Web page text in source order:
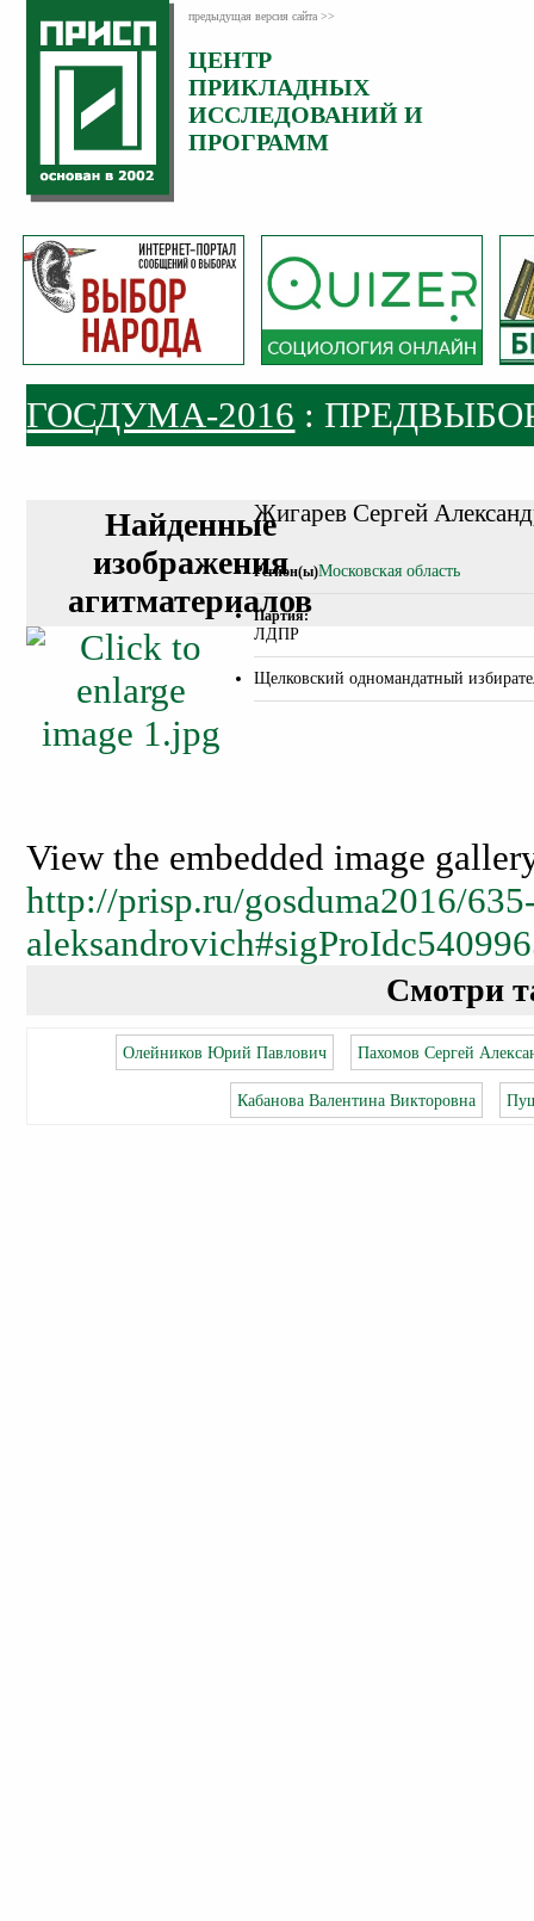
предыдущая версия сайта >>
ЦЕНТР
ПРИКЛАДНЫХ
ИССЛЕДОВАНИЙ И
ПРОГРАММ
ГОСДУМА-2016 :
Жигарев Сергей
Регион(ы)Московская область
Партия:
ЛДПР
Щелковский одномандатный
Найденные
изображения
агитматериалов
View the embedded image
http://prisp.ru/gosduma2016/
Смотри
Олейников Юрий Павлович Пахомов Сергей
Кабанова Валентина Викторовна